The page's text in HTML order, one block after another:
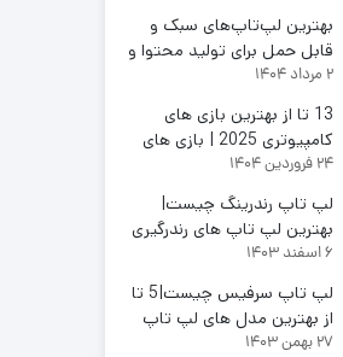
بهترین لپ‌تاپ‌های سبک و
قابل حمل برای تولید محتوا و
ادیت ویدیو
2 مرداد 1404
13 تا از بهترین بازی های
کامپیوتری 2025 | بازی های
رایگان کامپیوتری
24 فروردین 1404
لپ تاپ رندرینگ چیست|
بهترین لپ تاپ های رندرگیری
2025
6 اسفند 1403
لپ تاپ سرفیس چیست|5 تا
از بهترین مدل های لپ تاپ
سرفیس2025
27 بهمن 1403